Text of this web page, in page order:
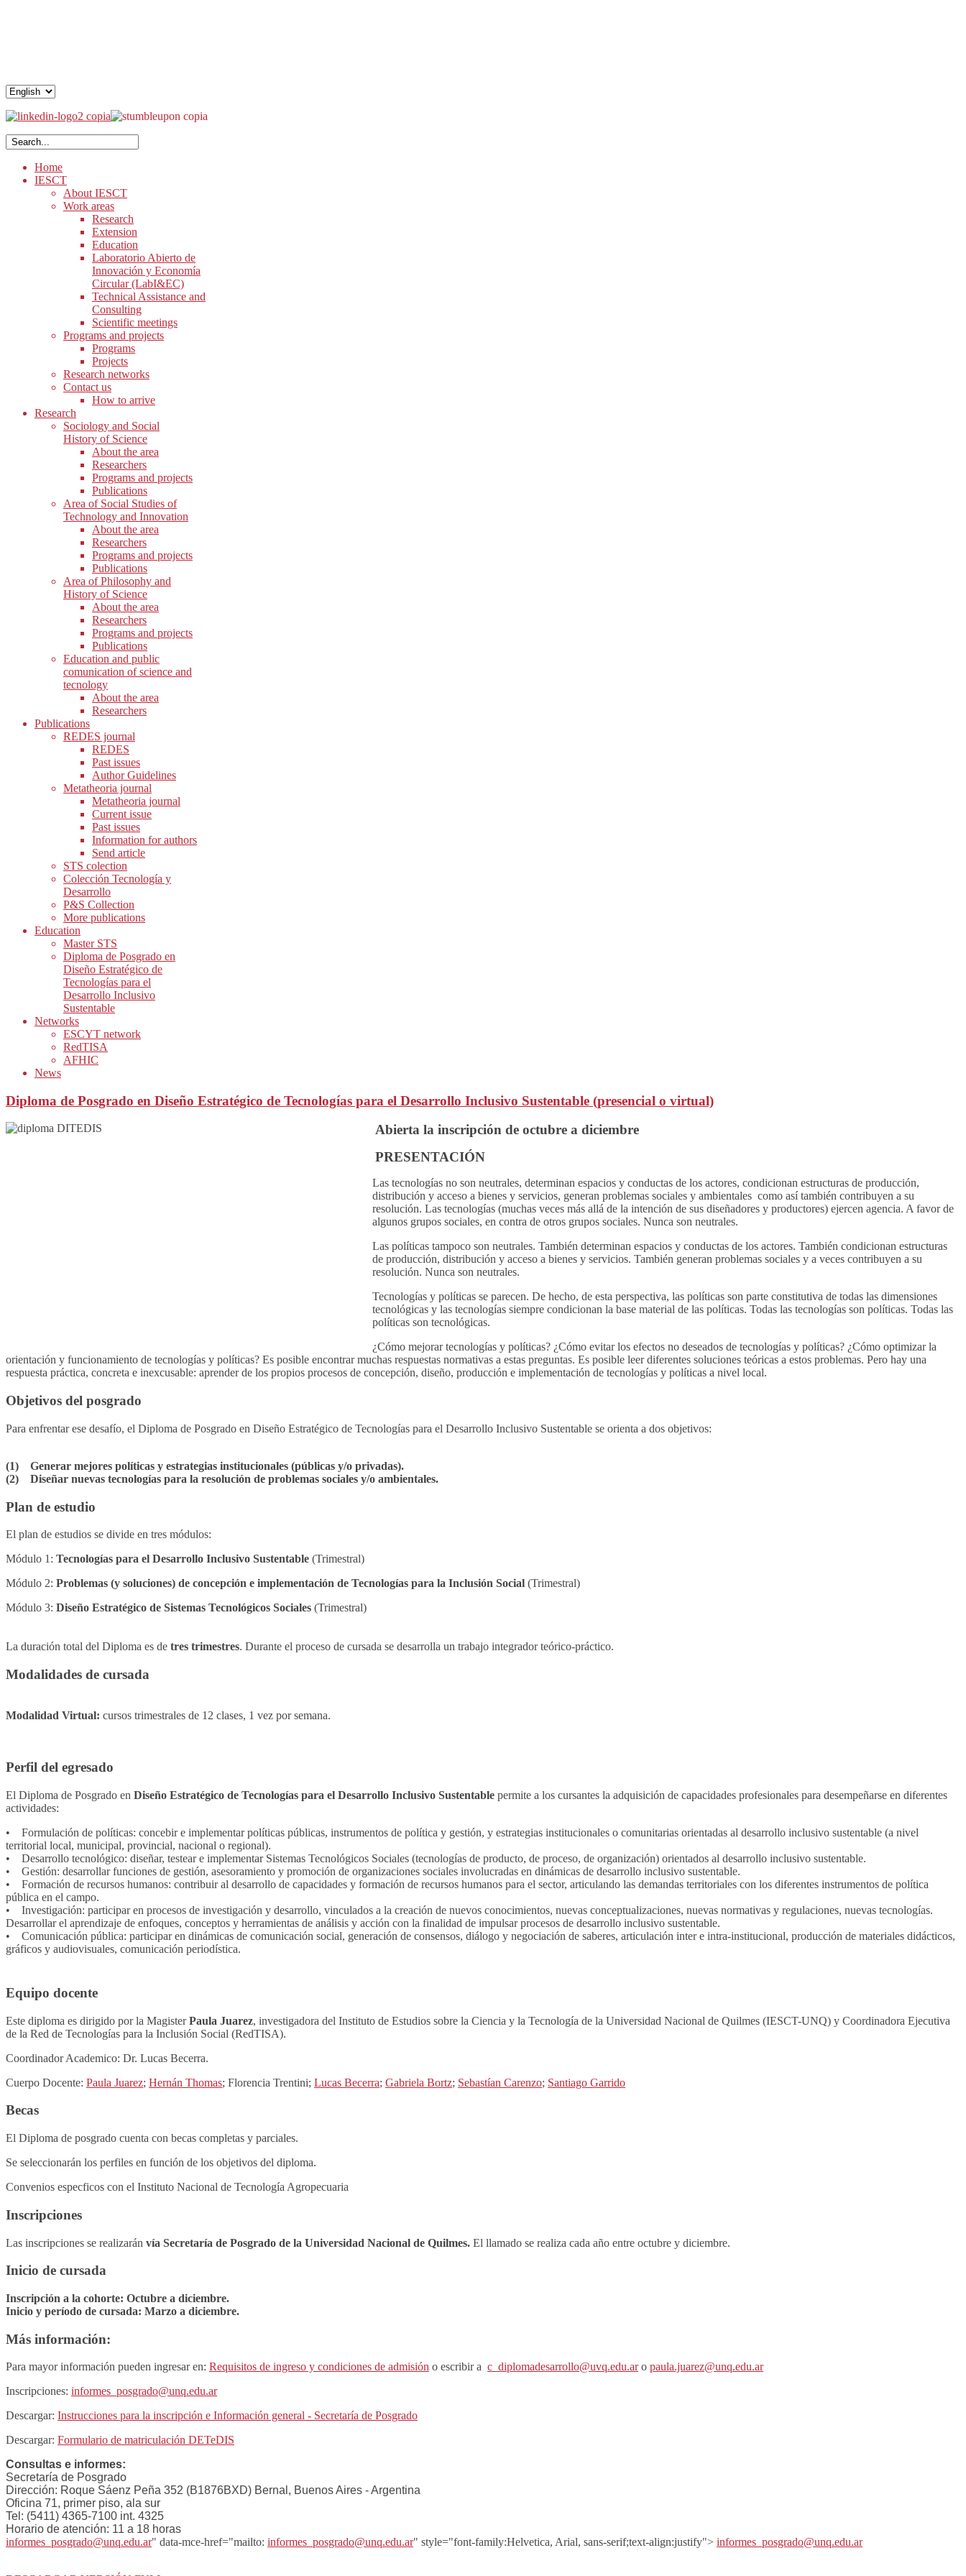
Home
IESCT
About IESCT
Work areas
Research
Extension
Education
Laboratorio Abierto de
Innovación y Economía
Circular (LabI&EC)
Technical Assistance and
Consulting
Scientific meetings
Programs and projects
Programs
Projects
Research networks
Contact us
How to arrive
Research
Sociology and Social
History of Science
About the area
Researchers
Programs and projects
Publications
Area of Social Studies of
Technology and Innovation
About the area
Researchers
Programs and projects
Publications
Area of Philosophy and
History of Science
About the area
Researchers
Programs and projects
Publications
Education and public
comunication of science and
tecnology
About the area
Researchers
Publications
REDES journal
REDES
Past issues
Author Guidelines
Metatheoria journal
Metatheoria journal
Current issue
Past issues
Information for authors
Send article
STS colection
Colección Tecnología y
Desarrollo
P&S Collection
More publications
Education
Master STS
Diploma de Posgrado en
Diseño Estratégico de
Tecnologías para el
Desarrollo Inclusivo
Sustentable
Networks
ESCYT network
RedTISA
AFHIC
News
Diploma de Posgrado en Diseño Estratégico de Tecnologías para el Desarrollo Inclusivo Sustentable (presencial o virtual)
Abierta la inscripción de octubre a diciembre
PRESENTACIÓN
Las tecnologías no son neutrales, determinan espacios y conductas de los actores, condicionan estructuras de producción,
distribución y acceso a bienes y servicios, generan problemas sociales y ambientales como así también contribuyen a su
resolución. Las tecnologías (muchas veces más allá de la intención de sus diseñadores y productores) ejercen agencia. A favor de
algunos grupos sociales, en contra de otros grupos sociales. Nunca son neutrales.
Las políticas tampoco son neutrales. También determinan espacios y conductas de los actores. También condicionan estructuras
de producción, distribución y acceso a bienes y servicios. También generan problemas sociales y a veces contribuyen a su
resolución. Nunca son neutrales.
Tecnologías y políticas se parecen. De hecho, de esta perspectiva, las políticas son parte constitutiva de todas las dimensiones
tecnológicas y las tecnologías siempre condicionan la base material de las políticas. Todas las tecnologías son políticas. Todas las
políticas son tecnológicas.
¿Cómo mejorar tecnologías y políticas? ¿Cómo evitar los efectos no deseados de tecnologías y políticas? ¿Cómo optimizar la
orientación y funcionamiento de tecnologías y políticas? Es posible encontrar muchas respuestas normativas a estas preguntas. Es posible leer diferentes soluciones teóricas a estos problemas. Pero hay una
respuesta práctica, concreta e inexcusable: aprender de los propios procesos de concepción, diseño, producción e implementación de tecnologías y políticas a nivel local.
Objetivos del posgrado
Para enfrentar ese desafío, el Diploma de Posgrado en Diseño Estratégico de Tecnologías para el Desarrollo Inclusivo Sustentable se orienta a dos objetivos:
(1) Generar mejores políticas y estrategias institucionales (públicas y/o privadas).
(2) Diseñar nuevas tecnologías para la resolución de problemas sociales y/o ambientales.
Plan de estudio
El plan de estudios se divide en tres módulos:
Módulo 1: Tecnologías para el Desarrollo Inclusivo Sustentable (Trimestral)
Módulo 2: Problemas (y soluciones) de concepción e implementación de Tecnologías para la Inclusión Social (Trimestral)
Módulo 3: Diseño Estratégico de Sistemas Tecnológicos Sociales (Trimestral)
La duración total del Diploma es de tres trimestres. Durante el proceso de cursada se desarrolla un trabajo integrador teórico-práctico.
Modalidades de cursada
Modalidad Virtual: cursos trimestrales de 12 clases, 1 vez por semana.
Perfil del egresado
El Diploma de Posgrado en Diseño Estratégico de Tecnologías para el Desarrollo Inclusivo Sustentable permite a los cursantes la adquisición de capacidades profesionales para desempeñarse en diferentes
actividades:
• Formulación de políticas: concebir e implementar políticas públicas, instrumentos de política y gestión, y estrategias institucionales o comunitarias orientadas al desarrollo inclusivo sustentable (a nivel
territorial local, municipal, provincial, nacional o regional).
• Desarrollo tecnológico: diseñar, testear e implementar Sistemas Tecnológicos Sociales (tecnologías de producto, de proceso, de organización) orientados al desarrollo inclusivo sustentable.
• Gestión: desarrollar funciones de gestión, asesoramiento y promoción de organizaciones sociales involucradas en dinámicas de desarrollo inclusivo sustentable.
• Formación de recursos humanos: contribuir al desarrollo de capacidades y formación de recursos humanos para el sector, articulando las demandas territoriales con los diferentes instrumentos de política
pública en el campo.
• Investigación: participar en procesos de investigación y desarrollo, vinculados a la creación de nuevos conocimientos, nuevas conceptualizaciones, nuevas normativas y regulaciones, nuevas tecnologías.
Desarrollar el aprendizaje de enfoques, conceptos y herramientas de análisis y acción con la finalidad de impulsar procesos de desarrollo inclusivo sustentable.
• Comunicación pública: participar en dinámicas de comunicación social, generación de consensos, diálogo y negociación de saberes, articulación inter e intra-institucional, producción de materiales didácticos,
gráficos y audiovisuales, comunicación periodística.
Equipo docente
Este diploma es dirigido por la MagisterPaula Juarez, investigadora del Instituto de Estudios sobre la Ciencia y la Tecnología de la Universidad Nacional de Quilmes (IESCT-UNQ) y Coordinadora Ejecutiva
de la Red de Tecnologías para la Inclusión Social (RedTISA).
Coordinador Academico: Dr. Lucas Becerra.
Cuerpo Docente: Paula Juarez; Hernán Thomas; Florencia Trentini; Lucas Becerra; Gabriela Bortz; Sebastían Carenzo; Santiago Garrido
Becas
El Diploma de posgrado cuenta con becas completas y parciales.
Se seleccionarán los perfiles en función de los objetivos del diploma.
Convenios especficos con el Instituto Nacional de Tecnología Agropecuaria
Inscripciones
Las inscripciones se realizarán vía Secretaría de Posgrado de la Universidad Nacional de Quilmes. El llamado se realiza cada año entre octubre y diciembre.
Inicio de cursada
Inscripción a la cohorte: Octubre a diciembre.
Inicio y período de cursada: Marzo a diciembre.
Más información:
Para mayor información pueden ingresar en: Requisitos de ingreso y condiciones de admisión o escribir a c_diplomadesarrollo@uvq.edu.aro paula.juarez@unq.edu.ar
Inscripciones: informes_posgrado@unq.edu.ar
Descargar: Instrucciones para la inscripción e Información general - Secretaría de Posgrado
Descargar: Formulario de matriculación DETeDIS
Consultas e informes:
Secretaría de Posgrado
Dirección: Roque Sáenz Peña 352 (B1876BXD) Bernal, Buenos Aires - Argentina
Oficina 71, primer piso, ala sur
Tel: (5411) 4365-7100 int. 4325
Horario de atención: 11 a 18 horas
informes_posgrado@unq.edu.ar" data-mce-href="mailto: informes_posgrado@unq.edu.ar" style="font-family:Helvetica, Arial, sans-serif;text-align:justify"> informes_posgrado@unq.edu.ar